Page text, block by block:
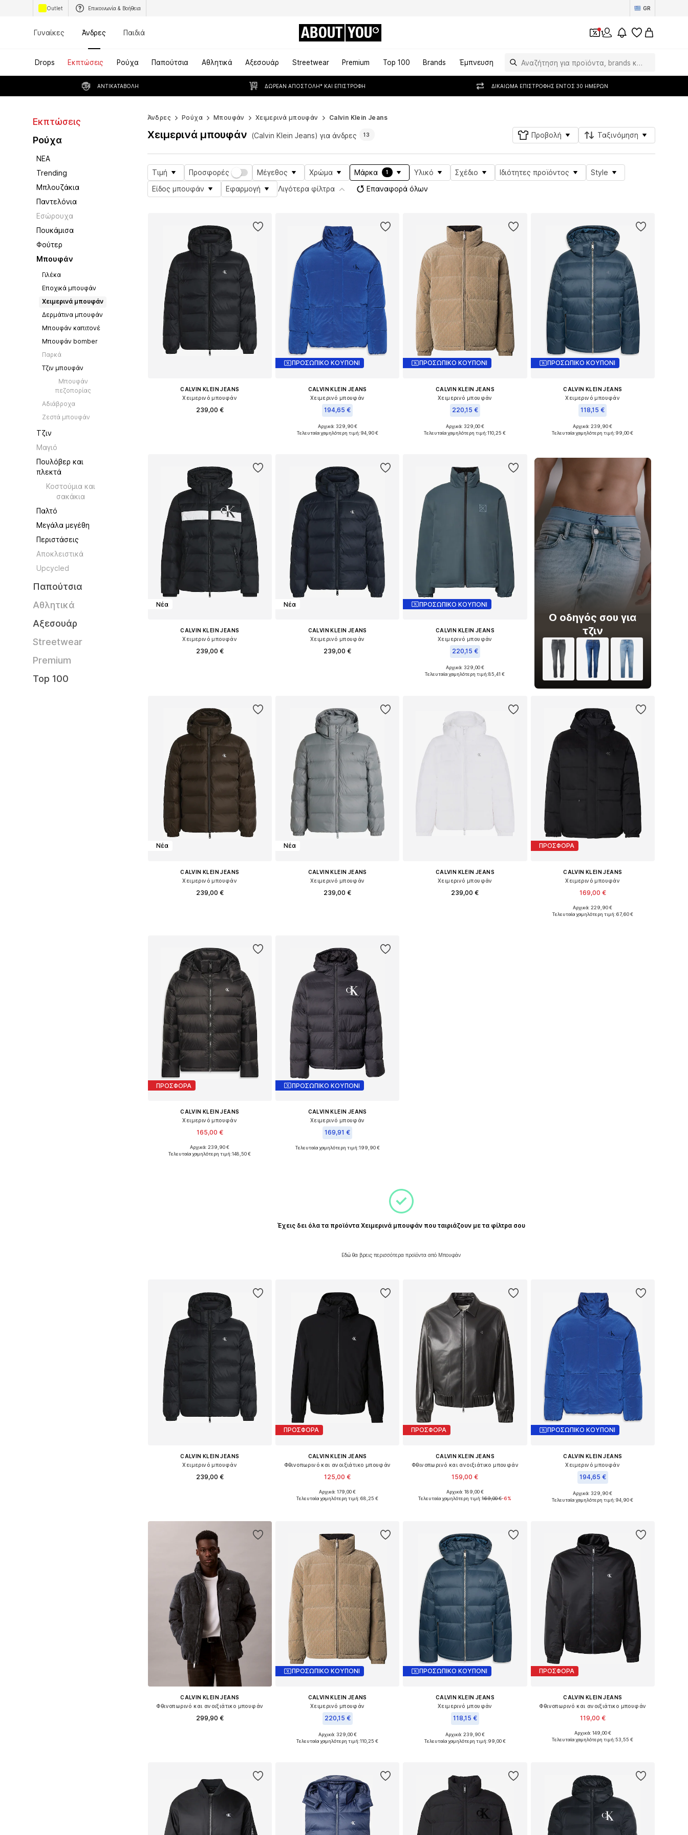
Outlet Επικοινωνία & Βοήθεια GR
Γυναίκες Άνδρες Παιδιά ABOUT YOU 1
Drops Εκπτώσεις Ρούχα Παπούτσια Αθλητικά Αξεσουάρ Streetwear Premium Top 100 Brands Έμπνευση
ΑΝΤΙΚΑΤΑΒΟΛΉ ΔΩΡΕΆΝ ΑΠΟΣΤΟΛΉ* ΚΑΙ ΕΠΙΣΤΡΟΦΉ ΔΙΚΑΊΩΜΑ ΕΠΙΣΤΡΟΦΉΣ ΕΝΤΌΣ 30 ΗΜΕΡΏΝ
Εκπτώσεις
Ρούχα
ΝΕΑ
Trending
Μπλουζάκια
Παντελόνια
Εσώρουχα
Πουκάμισα
Φούτερ
Μπουφάν
Γιλέκα
Εποχικά μπουφάν
Χειμερινά μπουφάν
Δερμάτινα μπουφάν
Μπουφάν καπιτονέ
Μπουφάν bomber
Παρκά
Τζιν μπουφάν
Μπουφάν
πεζοπορίας
Αδιάβροχα
Ζεστά μπουφάν
Τζιν
Μαγιό
Πουλόβερ και
πλεκτά
Κοστούμια και
σακάκια
Παλτό
Μεγάλα μεγέθη
Περιστάσεις
Aποκλειστικά
Upcycled
Παπούτσια
Αθλητικά
Αξεσουάρ
Streetwear
Premium
Top 100
Άνδρες Ρούχα Μπουφάν Χειμερινά μπουφάν Calvin Klein Jeans
Χειμερινά μπουφάν (Calvin Klein Jeans) για άνδρες 13 Προβολή Ταξινόμηση
Τιμή Προσφορές Μέγεθος Χρώμα Μάρκα 1 Υλικό Σχέδιο Ιδιότητες προϊόντος
Style
Είδος μπουφάν
Εφαρμογή Λιγότερα φίλτρα Επαναφορά όλων
CALVIN KLEIN JEANS
Χειμερινό μπουφάν
239,00 €
ΠΡΟΣΩΠΙΚΟ ΚΟΥΠΟΝΙ
CALVIN KLEIN JEANS
Χειμερινό μπουφάν
194,65 €
Διαθέσιμα μεγέθη: S, M, L, XL, XXL
Αρχικά: 329,90 €
Τελευταία χαμηλότερη τιμή:94,90 €
ΠΡΟΣΩΠΙΚΟ ΚΟΥΠΟΝΙ
CALVIN KLEIN JEANS
Χειμερινό μπουφάν
220,15 €
Διαθέσιμα μεγέθη: S, M, L, XL
Αρχικά: 329,00 €
Τελευταία χαμηλότερη τιμή:110,25 €
ΠΡΟΣΩΠΙΚΟ ΚΟΥΠΟΝΙ
CALVIN KLEIN JEANS
Χειμερινό μπουφάν
118,15 €
Διαθέσιμα μεγέθη: S, M, L, XL, XXL
Αρχικά: 239,90 €
Τελευταία χαμηλότερη τιμή:99,00 €
Νέα
CALVIN KLEIN JEANS
Χειμερινό μπουφάν
239,00 €
Νέα
CALVIN KLEIN JEANS
Χειμερινό μπουφάν
239,00 €
ΠΡΟΣΩΠΙΚΟ ΚΟΥΠΟΝΙ
CALVIN KLEIN JEANS
Χειμερινό μπουφάν
220,15 €
Διαθέσιμα μεγέθη: XS, S, M, L, XL
Αρχικά: 329,00 €
Τελευταία χαμηλότερη τιμή:85,41 €
Ο οδηγός σου για
τζιν
Νέα
CALVIN KLEIN JEANS
Χειμερινό μπουφάν
239,00 €
Νέα
CALVIN KLEIN JEANS
Χειμερινό μπουφάν
239,00 €
CALVIN KLEIN JEANS
Χειμερινό μπουφάν
239,00 €
ΠΡΟΣΦΟΡΑ
CALVIN KLEIN JEANS
Χειμερινό μπουφάν
169,00 €
Διαθέσιμα μεγέθη: XL
Αρχικά: 229,90 €
Τελευταία χαμηλότερη τιμή:67,60 €
ΠΡΟΣΦΟΡΑ
CALVIN KLEIN JEANS
Χειμερινό μπουφάν
165,00 €
Διαθέσιμα μεγέθη: L, XL, XXL
Αρχικά: 239,90 €
Τελευταία χαμηλότερη τιμή:148,50 €
ΠΡΟΣΩΠΙΚΟ ΚΟΥΠΟΝΙ
CALVIN KLEIN JEANS
Χειμερινό μπουφάν
169,91 €
Διαθέσιμα μεγέθη: L, XL, XXL
Τελευταία χαμηλότερη τιμή:199,90 €
Έχεις δει όλα τα προϊόντα Χειμερινά μπουφάν που ταιριάζουν με τα φίλτρα σου
Εδώ θα βρεις περισσότερα προϊόντα από Μπουφάν
CALVIN KLEIN JEANS
Χειμερινό μπουφάν
239,00 €
ΠΡΟΣΦΟΡΑ
CALVIN KLEIN JEANS
Φθινοπωρινό και ανοιξιάτικο μπουφάν
125,00 €
Διαθέσιμα μεγέθη: S, M, L, XL
Αρχικά: 179,00 €
Τελευταία χαμηλότερη τιμή:68,25 €
ΠΡΟΣΦΟΡΑ
CALVIN KLEIN JEANS
Φθινοπωρινό και ανοιξιάτικο μπουφάν
159,00 €
Διαθέσιμα μεγέθη: XS, S, M, L, XL
Αρχικά: 189,00 €
Τελευταία χαμηλότερη τιμή:169,00 €-6%
ΠΡΟΣΩΠΙΚΟ ΚΟΥΠΟΝΙ
CALVIN KLEIN JEANS
Χειμερινό μπουφάν
194,65 €
Διαθέσιμα μεγέθη: S, M, L, XL, XXL
Αρχικά: 329,90 €
Τελευταία χαμηλότερη τιμή:94,90 €
CALVIN KLEIN JEANS
Φθινοπωρινό και ανοιξιάτικο μπουφάν
299,90 €
ΠΡΟΣΩΠΙΚΟ ΚΟΥΠΟΝΙ
CALVIN KLEIN JEANS
Χειμερινό μπουφάν
220,15 €
Διαθέσιμα μεγέθη: S, M, L, XL
Αρχικά: 329,00 €
Τελευταία χαμηλότερη τιμή:110,25 €
ΠΡΟΣΩΠΙΚΟ ΚΟΥΠΟΝΙ
CALVIN KLEIN JEANS
Χειμερινό μπουφάν
118,15 €
Διαθέσιμα μεγέθη: S, M, L, XL, XXL
Αρχικά: 239,90 €
Τελευταία χαμηλότερη τιμή:99,00 €
ΠΡΟΣΦΟΡΑ
CALVIN KLEIN JEANS
Φθινοπωρινό και ανοιξιάτικο μπουφάν
119,00 €
Διαθέσιμα μεγέθη: S, M, L, XL
Αρχικά: 149,00 €
Τελευταία χαμηλότερη τιμή:53,55 €